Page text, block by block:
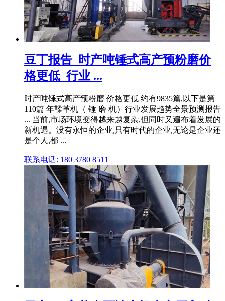
豆丁报告_时产吨锤式高产预粉磨价
格更低_行业 ...
时产吨锤式高产预粉磨 价格更低 约有9835篇,以下是第
110篇 年鞣革机（ 锤 磨 机）行业发展趋势全景预测报告
... 当前,市场环境变得越来越复杂,但同时又遍布着发展的
新机遇。没有永恒的企业,只有时代的企业,无论是企业还
是个人,都 ...
联系电话: 180 3780 8511